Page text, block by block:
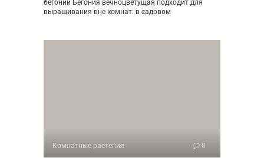
бегоний Бегония вечноцветущая подходит для
выращивания вне комнат: в садовом
Комнатные растения 0